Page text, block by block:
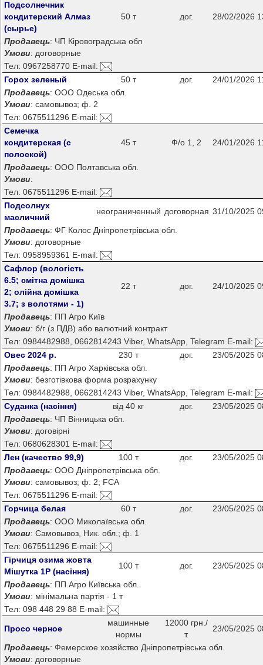
Подсолнечник
кондитерский Алмаз
(сырье)
50 т дог. 28/02/2026
Продавець: ЧП Кіровоградська обл
Умови: договорные
Тел: 0967258770 E-mail:
Горох зеленый
50 т дог.
24/01/2026
Продавець: ООО Одеська обл.
Умови: самовывоз; ф. 2
Тел: 0675511296 E-mail:
Семечка
кондитерская (с
полоской)
45 т Ф/о 1, 2 24/01/2026
Продавець: ООО Полтавська обл.
Умови:
Тел: 0675511296 E-mail:
Подсолнух
масличний
неограниченный договорная 31/10/2025
Продавець: ФГ Колос Дніпропетрівська обл.
Умови: договорные
Тел: 0958959361 E-mail:
Сафлор (вологість
6.5; смітна домішка
2; олійна домішка
3.7; з волотями - 1)
22 т дог. 24/10/2025
Продавець: ПП Агро Київ
Умови: б/г (з ПДВ) або валютний контракт
Тел: 0984482988, 0662814243 Viber, WhatsApp, Telegram E-mail:
Овес 2024 р.
230 т дог.
23/05/2025
Продавець: ПП Агро Харківська обл.
Умови: безготівкова форма розрахунку
Тел: 0984482988, 0662814243 Viber, WhatsApp, Telegram E-mail:
Суданка (насіння)
від 40 кг дог.
23/05/2025
Продавець: ЧП Вінницька обл.
Умови: договірні
Тел: 0680628301 E-mail:
Лен (качество 99,9)
100 т дог.
23/05/2025
Продавець: ООО Дніпропетрівська обл.
Умови: самовывоз; ф. 2; FCA
Тел: 0675511296 E-mail:
Горчица белая
60 т дог.
23/05/2025
Продавець: ООО Миколаївська обл.
Умови: Самовывоз, Ник. обл.; ф. 1
Тел: 0675511296 E-mail:
Гірчиця озима жовта
Мішутка 1Р (насіння)
100 т дог.
23/05/2025
Продавець: ПП Агро Київська обл.
Умови: мінімальна партія - 1 т
Тел: 098 448 29 88 E-mail:
Просо черное
машинные
нормы
12000 грн./
т.
23/05/2025
Продавець: Фемерское хозяйство Дніпропетрівська обл.
Умови: договорные